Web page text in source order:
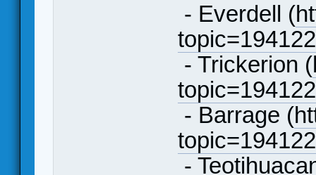
- Everdell (
- Trickerion (
- Barrage (
-